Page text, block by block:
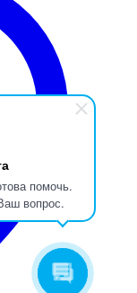
помочь.
вопрос.